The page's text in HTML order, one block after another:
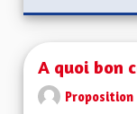
A quoi bon
Proposition